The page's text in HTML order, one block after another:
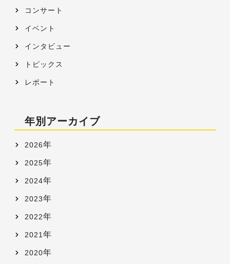
コンサート
イベント
インタビュー
トピックス
レポート
年別アーカイブ
2026年
2025年
2024年
2023年
2022年
2021 年
2020年